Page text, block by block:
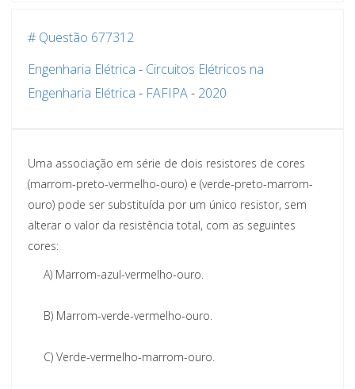
# Questão 677312
Engenharia Elétrica - Circuitos Elétricos na
Engenharia Elétrica - FAFIPA- 2020
Uma associação em série de dois resistores de cores
(marrom-preto-vermelho-ouro) e (verde-preto-marrom-
ouro) pode ser substituída por um único resistor, sem
alterar o valor da resistência total, com as seguintes
cores:
A) Marrom-azul-vermelho-ouro.
B) Marrom-verde-vermelho-ouro.
C) Verde-vermelho-marrom-ouro.